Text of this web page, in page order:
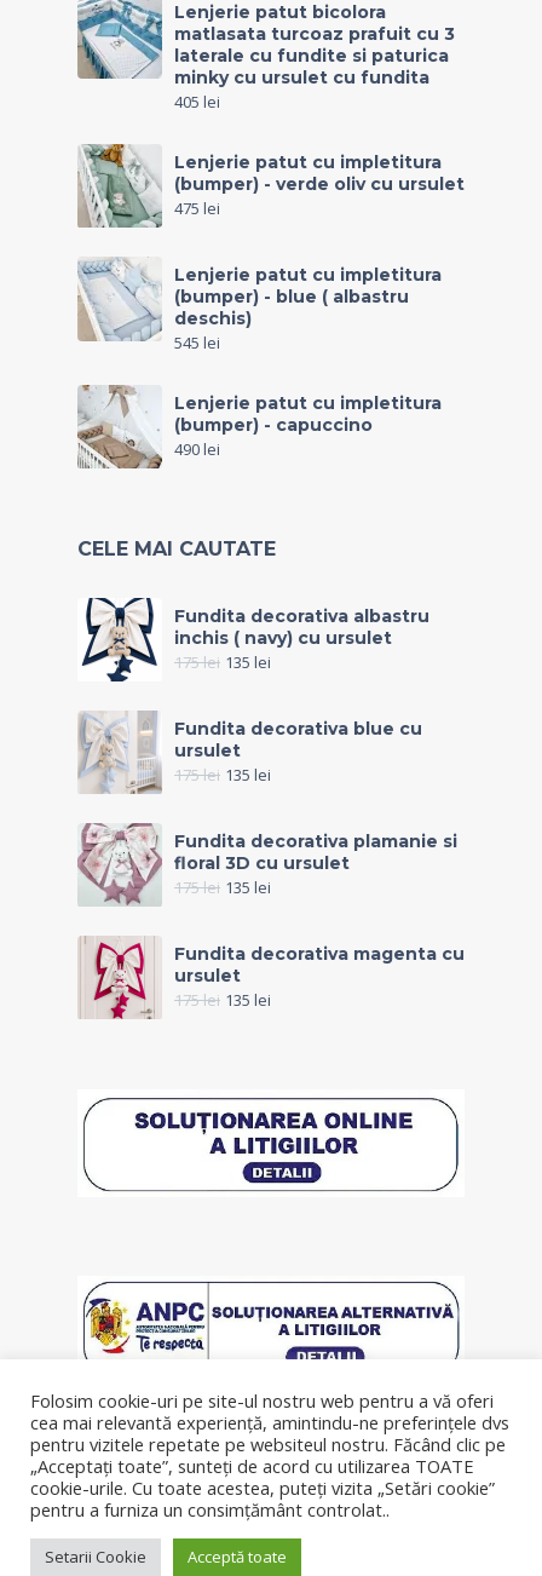
Lenjerie patut bicolora
matlasata turcoaz prafuit cu 3
laterale cu fundite si paturica
minky cu ursulet cu fundita
405 lei
Lenjerie patut cu impletitura
(bumper) - verde oliv cu ursulet
475 lei
Lenjerie patut cu impletitura
(bumper) - blue ( albastru
deschis)
545 lei
Lenjerie patut cu impletitura
(bumper) - capuccino
490lei
CELE MAI CAUTATE
Fundita decorativa albastru
inchis ( navy) cu ursulet
175lei 135 lei
Fundita decorativa blue cu
ursulet
175lei 135 lei
Fundita decorativa plamanie si
floral 3D cu ursulet
175lei 135 lei
Fundita decorativa magenta cu
ursulet
175lei 135 lei
© Copyright 2019, lenjeriipatut.ro
Folosim cookie-uri pe site-ul nostru web pentru a vă oferi
cea mai relevantă experiență, amintindu-ne preferințele dvs
pentru vizitele repetate pe websiteul nostru. Făcând clic pe
„Acceptați toate”, sunteți de acord cu utilizarea TOATE
cookie-urile. Cu toate acestea, puteți vizita „Setări cookie”
pentru a furniza un consimțământ controlat..
Setarii Cookie Acceptă toate